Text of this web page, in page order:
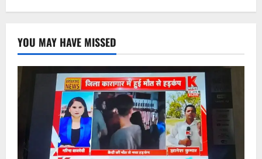
YOU MAY HAVE MISSED